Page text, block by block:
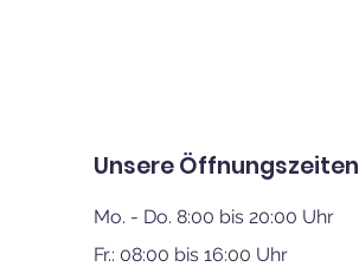
Unsere Öffnungszeiten
Mo. - Do. 8:00 bis 20:00 Uhr
Fr.: 08:00 bis 16:00 Uhr